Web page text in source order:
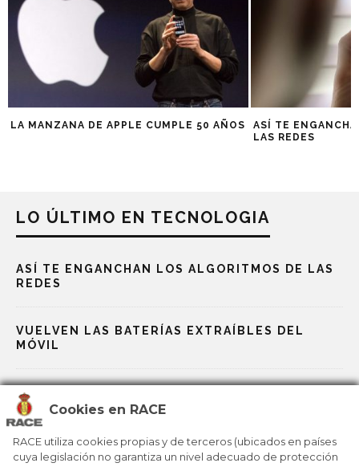
Cookies en RACE
RACE utiliza cookies propias y de terceros (ubicados en países
cuya legislación no garantiza un nivel adecuado de protección
LA MANZANA DE APPLE CUMPLE 50 AÑOS
ASÍ TE
LAS REDES
LO ÚLTIMO EN TECNOLOGIA
ASÍ TE ENGANCHAN LOS ALGORITMOS DE LAS
REDES
VUELVEN LAS BATERÍAS EXTRAÍBLES DEL
MÓVIL
DE LA ERA DEL MÓVIL A LA ERA DE LA IA
LA EDUCACIÓN YA NO SE ENTIENDE SIN IA